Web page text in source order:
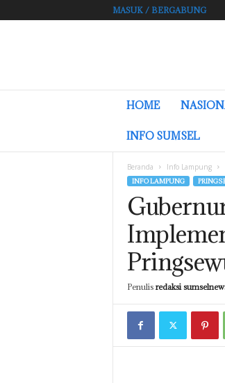
MASUK / BERGABUNG
U
HOME
INFO SUMSEL
Beranda Info Lampung
INFO LAMPUNG
Penulis redaksi